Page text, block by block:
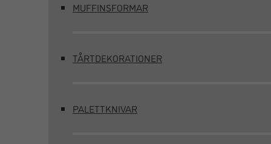
MUFFINSFORMAR
TÅRTDEKORATIONER
PALETTKNIVAR